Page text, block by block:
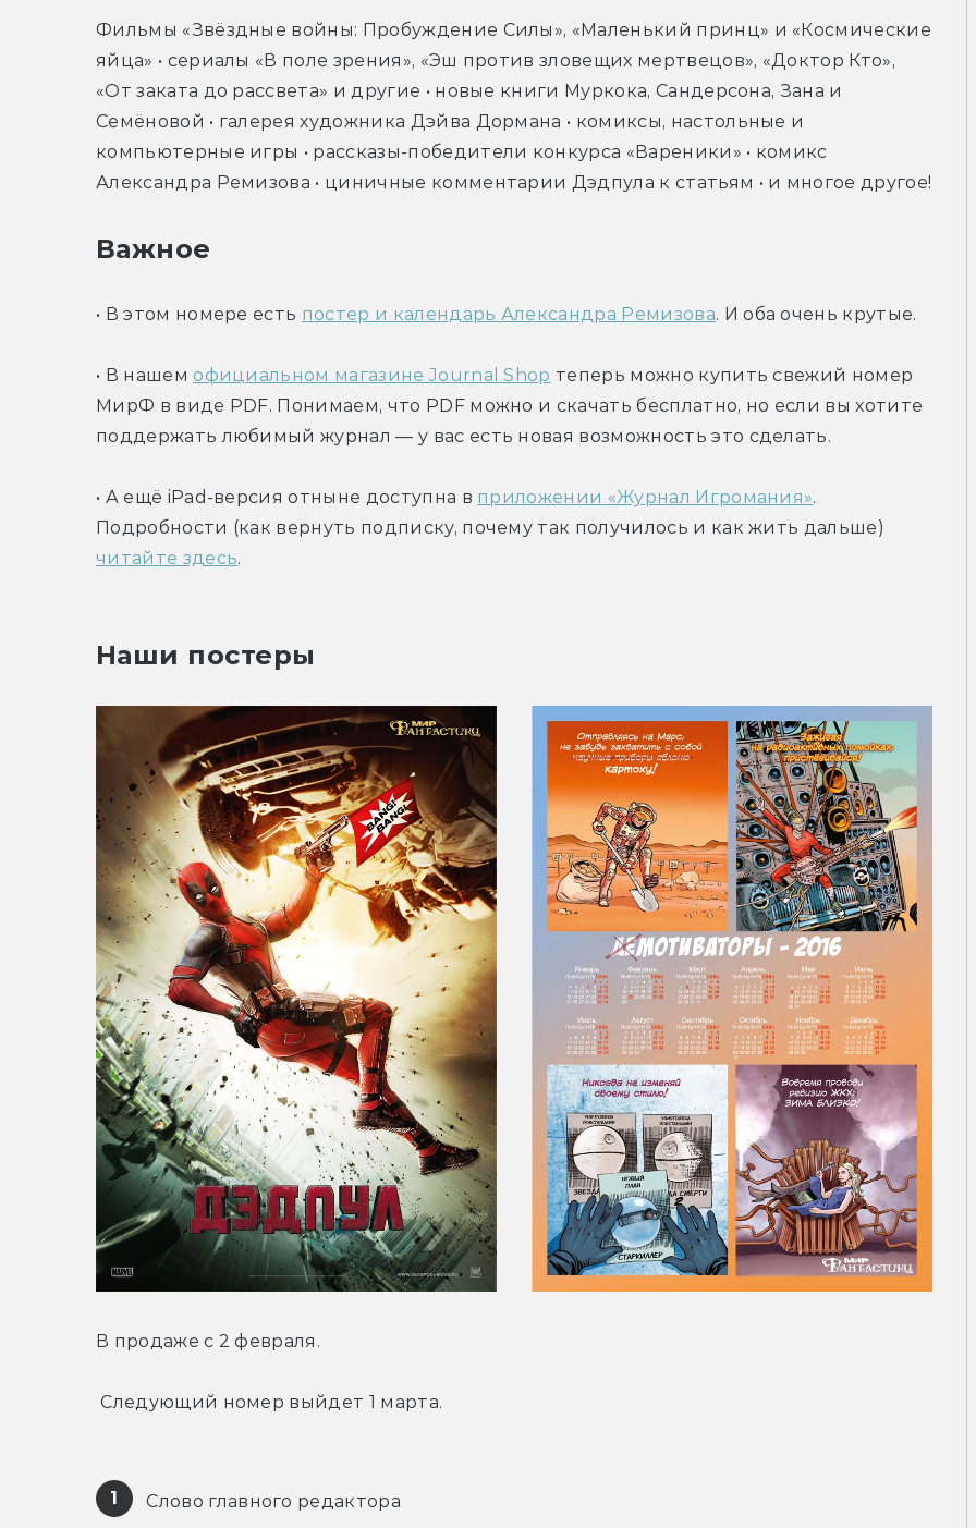
Фильмы «Звёздные войны: Пробуждение Силы», «Маленький принц» и «Космические
яйца» • сериалы «В поле зрения», «Эш против зловещих мертвецов», «Доктор Кто»,
«От заката до рассвета» и другие • новые книги Муркока, Сандерсона, Зана и
Семёновой • галерея художника Дэйва Дормана • комиксы, настольные и
компьютерные игры • рассказы-победители конкурса «Вареники» • комикс
Александра Ремизова • циничные комментарии Дэдпула к статьям • и многое другое!
Важное
• В этом номере есть постер и календарь Александра Ремизова. И оба очень крутые.
• В нашем официальном магазине Journal Shop теперь можно купить свежий номер
МирФ в виде PDF. Понимаем, что PDF можно и скачать бесплатно, но если вы хотите
поддержать любимый журнал — у вас есть новая возможность это сделать.
• А ещё iPad-версия отныне доступна в приложении «Журнал Игромания».
читайте здесь.
Наши постеры
В продаже с 2 февраля.
Следующий номер выйдет 1 марта.
1 Слово главного редактора